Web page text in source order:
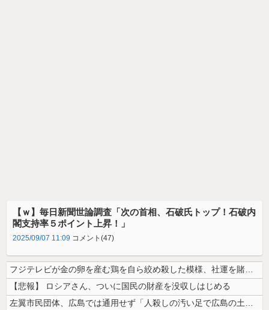
【ｗ】毎日新聞世論調査「次の首相、石破氏トップ！石破内
閣支持率５ポイント上昇！」
2025/09/07 11:09 コメント(47)
フジテレビが金の卵を産む鶏を自ら絞め殺した模様、社運を賭けたドル箱コン...
【悲報】 ロシアさん、ついに国民の財産を没収しはじめる
左翼市民団体、広島では通用せず「人殺しの汚い足で広島の土を踏むな！」→...